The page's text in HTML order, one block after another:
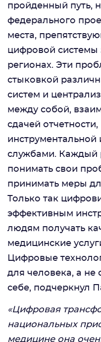
пройденный путь,
федерального
места,
цифровой системы
регионах. Эти
стыковкой
систем и
между собой,
сдачей
инструментальной
службами. Каждый
понимать свои
принимать меры
Только так
эффективным
людям получать
медицинские
Цифровые
для человека, а не
себе, подчеркнул
«Цифровая
национальных
медицине она